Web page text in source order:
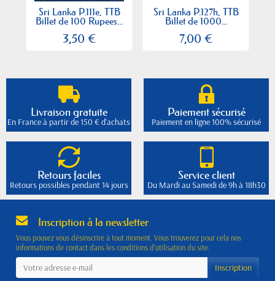
Sri Lanka P.111e, TTB
Billet de 100 Rupees...
3,50 €
Sri Lanka P.127h, TTB
Billet de 1000...
7,00 €
Livraison gratuite
En France à partir de 150 € d'achats
Paiement sécurisé
Paiement en ligne 100% sécurisé
Retours faciles
Retours possibles pendant 14 jours
Service client
Du Mardi au Samedi de 9h à 18h30
Inscription à la newsletter
Vous pouvez vous désinscrire à tout moment. Vous trouverez pour cela nos
informations de contact dans les conditions d'utilisation du site.